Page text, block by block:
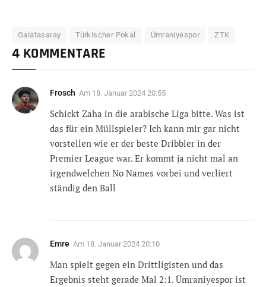
Galatasaray Türkischer Pokal Ümraniyespor ZTK
4 KOMMENTARE
Frosch Am 18. Januar 2024 20:55
Schickt Zaha in die arabische Liga bitte. Was ist
das für ein Müllspieler? Ich kann mir gar nicht
vorstellen wie er der beste Dribbler in der
Premier League war. Er kommt ja nicht mal an
irgendwelchen No Names vorbei und verliert
ständig den Ball
Emre Am 18. Januar 2024 20:10
Man spielt gegen ein Drittligisten und das
Ergebnis steht gerade Mal 2:1. Ümraniyespor ist